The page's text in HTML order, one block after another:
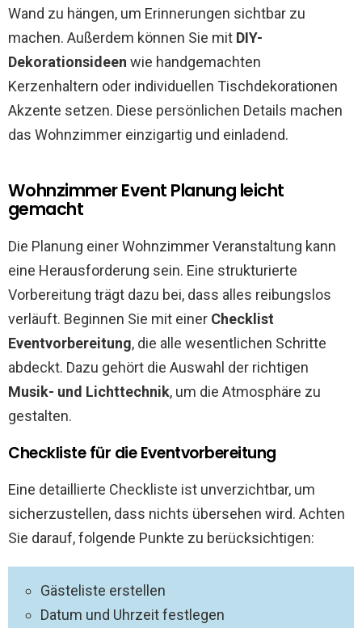
Wand zu hängen, um Erinnerungen sichtbar zu
machen. Außerdem können Sie mit DIY-
Dekorationsideen wie handgemachten
Kerzenhaltern oder individuellen Tischdekorationen
Akzente setzen. Diese persönlichen Details machen
das Wohnzimmer einzigartig und einladend.
Wohnzimmer Event Planung leicht
gemacht
Die Planung einer Wohnzimmer Veranstaltung kann
eine Herausforderung sein. Eine strukturierte
Vorbereitung trägt dazu bei, dass alles reibungslos
verläuft. Beginnen Sie mit einer Checklist
Eventvorbereitung, die alle wesentlichen Schritte
abdeckt. Dazu gehört die Auswahl der richtigen
Musik- und Lichttechnik, um die Atmosphäre zu
gestalten.
Checkliste für die Eventvorbereitung
Eine detaillierte Checkliste ist unverzichtbar, um
sicherzustellen, dass nichts übersehen wird. Achten
Sie darauf, folgende Punkte zu berücksichtigen:
Gästeliste erstellen
Datum und Uhrzeit festlegen